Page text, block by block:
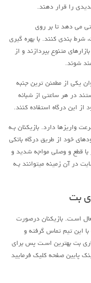
را قرار دهند.
می‌ دهد تا بر روی
شرط‌ بندی کنند. با بهره‌ گیری
متنوع بپردازند و از
شوند.
یکی از مطمئن‌ ترین جنبه‌
در هر ساعتی از شبانه‌
این درگاه استفاده کنند.
دارد. بازیکنان بـه
خود از طریق درگاه بانکی
با قطع و وصلی مواجه شدید و
در آن زمینه میتوانند بـه
بت
اسـت. بازیکنان درصورت
این تیم تماس گرفته و
بت بهترین اسـت پس برای
پایین صفحه کلیک فرمایید